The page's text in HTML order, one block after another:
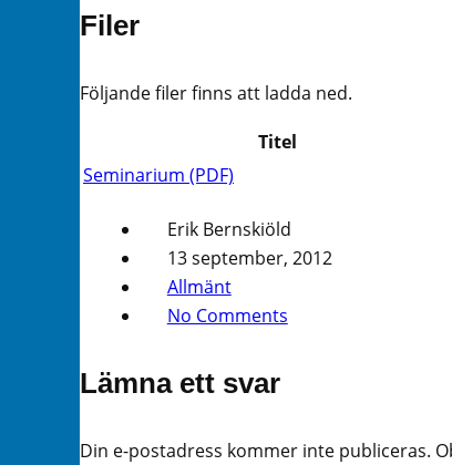
Filer
Följande filer finns att ladda ned.
Titel
Seminarium (PDF)
Erik Bernskiöld
13 september, 2012
Allmänt
No Comments
Lämna ett svar
Din e-postadress kommer inte publiceras.